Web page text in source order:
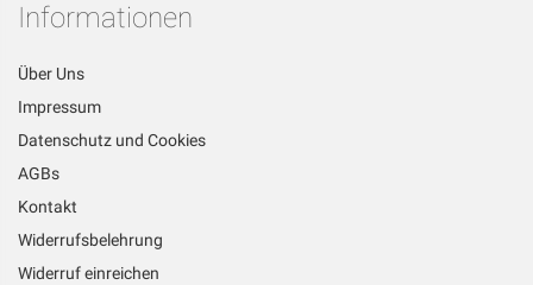
an:
Informationen
Über Uns
Impressum
Datenschutz und Cookies
AGBs
Kontakt
Widerrufsbelehrung
Widerruf einreichen